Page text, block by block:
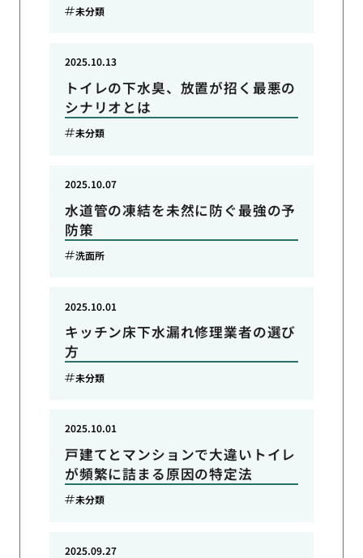
未分類
トイレの下水臭、放置が招く最悪の
シナリオとは
2025.10.13
未分類
水道管の凍結を未然に防ぐ最強の予
防策
2025.10.07
洗面所
キッチン床下水漏れ修理業者の選び
方
2025.10.01
未分類
戸建てとマンションで大違いトイレ
が頻繁に詰まる原因の特定法
2025.10.01
未分類
2025.09.27